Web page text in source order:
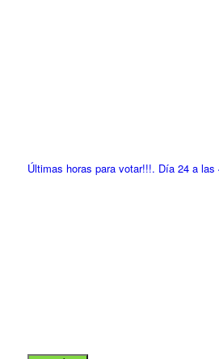
Últimas horas para votar!!!. Día 24 a las